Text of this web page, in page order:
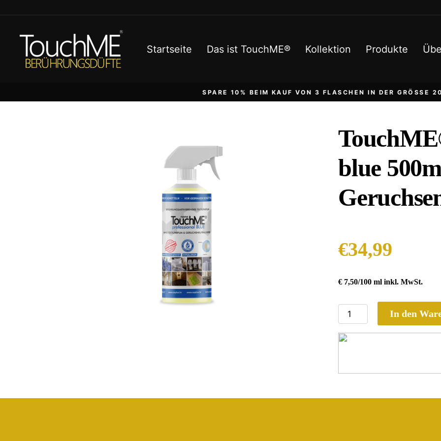
zum
Startseite Das ist TouchME® Kollektion Produkte
SPARE 10% BEIM KAUF VON 3 FLASCHEN IN DER GRÖSSE
blue
€34,99
€ 7,50/100 ml inkl. MwSt.
In den